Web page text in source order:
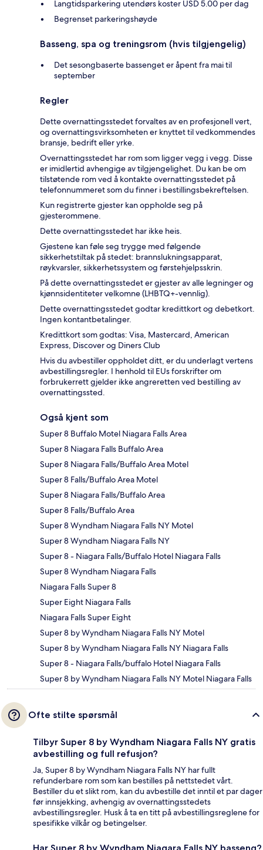
Langtidsparkering utendørs koster USD 5.00 per dag
Begrenset parkeringshøyde
Basseng, spa og treningsrom (hvis tilgjengelig)
Det sesongbaserte bassenget er åpent fra mai til
september
Regler
Dette overnattingsstedet forvaltes av en profesjonell vert,
og overnattingsvirksomheten er knyttet til vedkommendes
bransje, bedrift eller yrke.
Overnattingsstedet har rom som ligger vegg i vegg. Disse
er imidlertid avhengige av tilgjengelighet. Du kan be om
tilstøtende rom ved å kontakte overnattingsstedet på
telefonnummeret som du finner i bestillingsbekreftelsen.
Kun registrerte gjester kan oppholde seg på
gjesterommene.
Dette overnattingsstedet har ikke heis.
Gjestene kan føle seg trygge med følgende
sikkerhetstiltak på stedet: brannslukningsapparat,
røykvarsler, sikkerhetssystem og førstehjelpsskrin.
På dette overnattingsstedet er gjester av alle legninger og
kjønnsidentiteter velkomne (LHBTQ+-vennlig).
Dette overnattingsstedet godtar kredittkort og debetkort.
Ingen kontantbetalinger.
Kredittkort som godtas: Visa, Mastercard, American
Express, Discover og Diners Club
Hvis du avbestiller oppholdet ditt, er du underlagt vertens
avbestillingsregler. I henhold til EUs forskrifter om
forbrukerrett gjelder ikke angreretten ved bestilling av
overnattingssted.
Også kjent som
Super 8 Buffalo Motel Niagara Falls Area
Super 8 Niagara Falls Buffalo Area
Super 8 Niagara Falls/Buffalo Area Motel
Super 8 Falls/Buffalo Area Motel
Super 8 Niagara Falls/Buffalo Area
Super 8 Falls/Buffalo Area
Super 8 Wyndham Niagara Falls NY Motel
Super 8 Wyndham Niagara Falls NY
Super 8 - Niagara Falls/Buffalo Hotel Niagara Falls
Super 8 Wyndham Niagara Falls
Niagara Falls Super 8
Super Eight Niagara Falls
Niagara Falls Super Eight
Super 8 by Wyndham Niagara Falls NY Motel
Super 8 by Wyndham Niagara Falls NY Niagara Falls
Super 8 - Niagara Falls/buffalo Hotel Niagara Falls
Super 8 by Wyndham Niagara Falls NY Motel Niagara Falls
Ofte stilte spørsmål
Tilbyr Super 8 by Wyndham Niagara Falls NY gratis
avbestilling og full refusjon?
Ja, Super 8 by Wyndham Niagara Falls NY har fullt
refunderbare rom som kan bestilles på nettstedet vårt.
Bestiller du et slikt rom, kan du avbestille det inntil et par dager
før innsjekking, avhengig av overnattingsstedets
avbestillingsregler. Husk å ta en titt på avbestillingsreglene for
spesifikke vilkår og betingelser.